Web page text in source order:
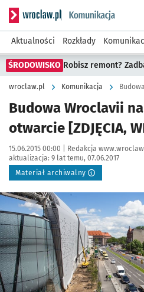
Serwis informacyjny
Aktualności Rozkłady
ŚRODOWISKO Robisz remont?
wroclaw.pl Komunikacja
Budowa Wroclavii
otwarcie [ZDJĘCIA,
Data publikacji:
15.06.2015 00:00 | Autor:
Redakcja
aktualizacja: 9 lat temu, 07.06.2017
Materiał archiwalny
Kliknij, aby powiększyć